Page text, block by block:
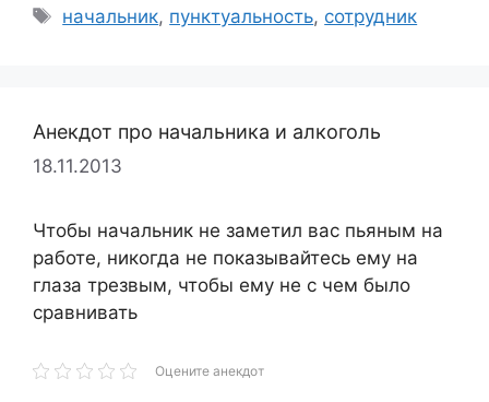
Метки
начальник, пунктуальность, сотрудник
Анекдот про начальника и алкоголь
18.11.2013
Чтобы начальник не заметил вас пьяным на
работе, никогда не показывайтесь ему на
глаза трезвым, чтобы ему не с чем было
сравнивать
Оцените анекдот